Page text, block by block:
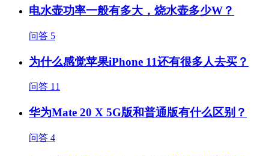
电水壶功率一般有多大，烧水壶多少W？
问答 5
为什么感觉苹果iPhone 11还有很多人去买？
问答 11
华为Mate 20 X 5G版和普通版有什么区别？
问答 4